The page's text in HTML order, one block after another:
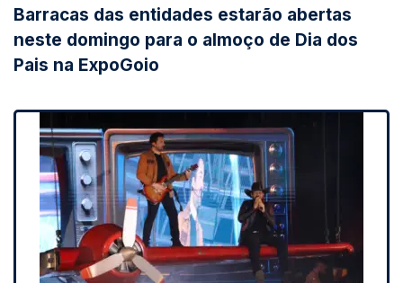
Barracas das entidades estarão abertas
neste domingo para o almoço de Dia dos
Pais na ExpoGoio